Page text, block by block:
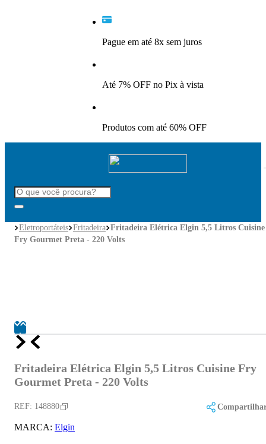
Pague em até 8x sem juros
Até 7% OFF no Pix à vista
Produtos com até 60% OFF
Eletroportáteis Fritadeira Fritadeira Elétrica Elgin 5,5 Litros Cuisine
Fry Gourmet Preta - 220 Volts
Fritadeira Elétrica Elgin 5,5 Litros Cuisine Fry
Gourmet Preta - 220 Volts
REF: 148880
MARCA: Elgin